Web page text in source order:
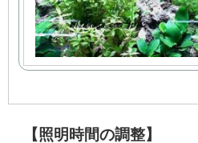
【照明時間の調整】